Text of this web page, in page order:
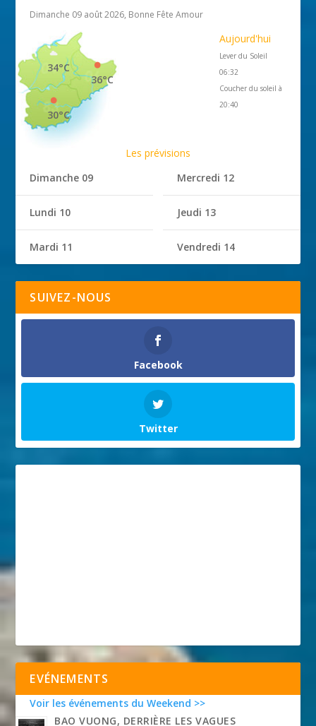
Dimanche 09 août 2026, Bonne Fête Amour
36°C
34°C
30°C
Aujourd'hui
Lever du Soleil
06:32
Coucher du soleil à
20:40
Les prévisions
Dimanche 09
Lundi 10
Mardi 11
Mercredi 12
Jeudi 13
Vendredi 14
SUIVEZ-NOUS
Facebook
Twitter
EVÉNEMENTS
Voir les événements du Weekend >>
BAO VUONG, DERRIÈRE LES VAGUES